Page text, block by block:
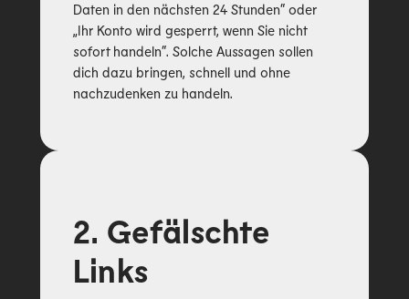
Daten in den nächsten 24 Stunden“ oder
„Ihr Konto wird gesperrt, wenn Sie nicht
sofort handeln“. Solche Aussagen sollen
dich dazu bringen, schnell und ohne
nachzudenken zu handeln.
2. Gefälschte
Links